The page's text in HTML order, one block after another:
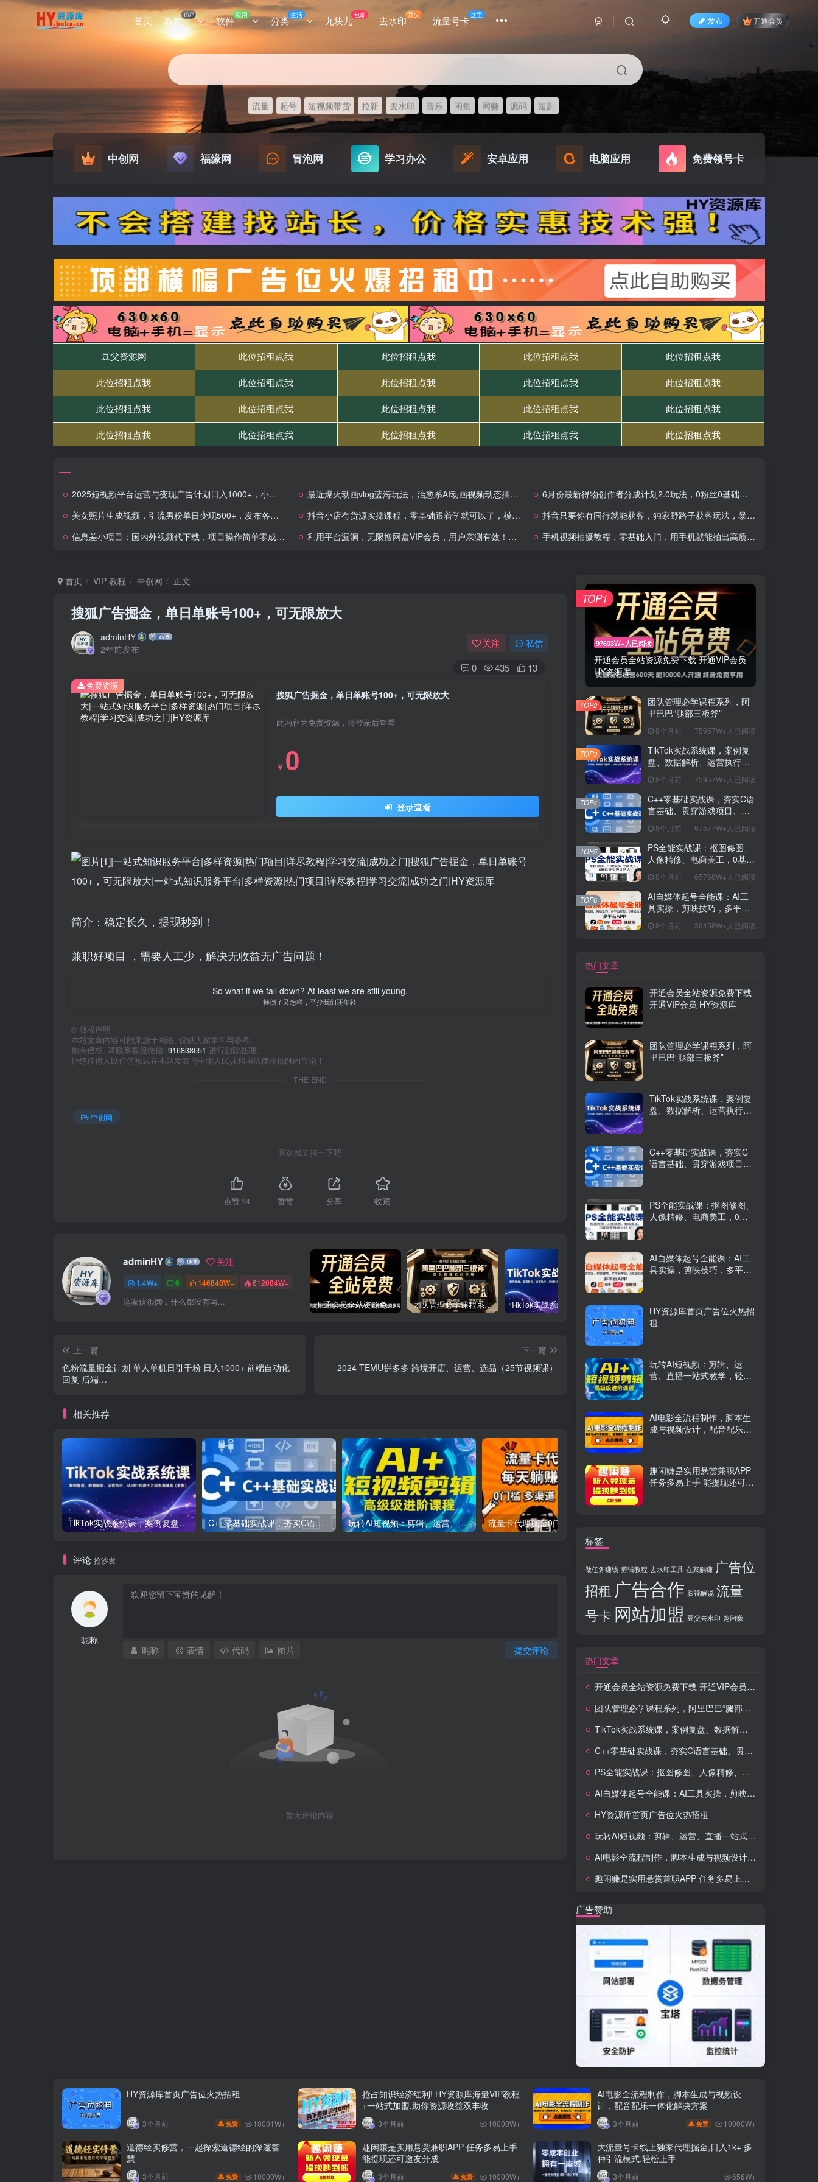
首页 教程VIP 软件 应用 分类生活 九块九包邮 去水印豆父 流量号卡这里
发布 开通会员
流量 起号 短视频带货 拉新 去水印 音乐 闲鱼 网赚 源码 短剧
中创网 福缘网 冒泡网 学习办公 安卓应用 电脑应用 免费领号卡
2025短视频平台运营与变现广告计划日入1000+，小白轻松上手 最近爆火动画vlog蓝海玩法，治愈系AI动画视频动态插画视频教程(含素材)
6月份最新得物创作者分成计划2.0玩法，0粉丝0基础四种模式变现，从隐蔽渠道无脑搬运，日入2张
美女照片生成视频，引流男粉单日变现500+，发布各大平台，可矩阵操作（附变现方式）
抖音小店有货源实操课程，零基础跟着学就可以了，模式直接可以模仿复制(更新6月)
抖音只要你有同行就能获客，独家野路子获客玩法，暴力截流
信息差小项目：国内外视频代下载，项目操作简单零成本零门槛月入过万
利用平台漏洞，无限撸网盘VIP会员，用户亲测有效！【漏洞原理+操作演示】 手机视频拍摄教程，零基础入门，用手机就能拍出高质量短视频
首页 VIP 教程 中创网 正文
搜狐广告掘金，单日单账号100+，可无限放大
adminHY
2年前发布
关注 私信
0 435 13
搜狐广告掘金，单日单账号100+，可无限放大
此内容为免费资源，请登录后查看
￥ 0
登录查看
免费资源
简介：稳定长久，提现秒到！
兼职好项目 ，需要人工少，解决无收益无广告问题！
So what if we fall down? At least we are still young.
摔倒了又怎样，至少我们还年轻
© 版权声明
本站文章内容可能来源于网络, 仅供大家学习与参考,
如有侵权, 请联系客服微信: 916838651 进行删除处理。
拒绝任何人以任何形式在本站发表与中华人民共和国法律相抵触的言论！
THE END
中创网
喜欢就支持一下吧
点赞13 赞赏 分享 收藏
adminHY 关注
1.4W+ 0 146848W+ 612084W+
这家伙很懒，什么都没有写... 开通会员全站资源免费下载 开通VIP会员 HY资源库 团队管理必学课程系列，阿里巴巴“腿部三板斧” TikTok实战系统课，案例复盘、数据解析、运营执行，从0到1构建千万级电商体系（更新） C++零基础实战课，夯实C语言基础、贯穿游戏项目、掌握开发思维，学成可挑战月薪15K+岗位
上一篇
色粉流量掘金计划 单人单机日引千粉 日入1000+ 前端自动化
回复 后端…
下一篇
2024-TEMU拼多多·跨境开店、运营、选品（25节视频课）
相关推荐
TikTok实战系统课，案例复盘、数据解析、运营执行，从0到1构建千万级电商体系（更新） C++零基础实战课，夯实C语言基础、贯穿游戏项目、掌握开发思维，学成可挑战月薪15K+岗位 玩转AI短视频：剪辑、运营、直播一站式教学，轻松打造流量神话
评论 抢沙发
昵称
提交评论
昵称 表情 代码 图片
暂无评论内容
97693W+人已阅读
开通会员全站资源免费下载 开通VIP会员
HY资源库
TOP1
团队管理必学课程系列，阿
里巴巴“腿部三板斧”
8个月前 75957W+人已阅读
TOP2
TikTok实战系统课，案例复
盘、数据解析、运营执行，
（更新）
8个月前 75957W+人已阅读
TOP3
C++零基础实战课，夯实C语
言基础、贯穿游戏项目、掌
薪15K+岗位
8个月前 67577W+人已阅读
TOP4
PS全能实战课：抠图修图、
人像精修、电商美工，0基础
8个月前 65768W+人已阅读
TOP5
AI自媒体起号全能课：AI工
具实操，剪映技巧，多平台
8个月前 36458W+人已阅读
TOP6
热门文章
开通会员全站资源免费下载
开通VIP会员 HY资源库
团队管理必学课程系列，阿
里巴巴“腿部三板斧”
TikTok实战系统课，案例复
盘、数据解析、运营执行，
C++零基础实战课，夯实C
语言基础、贯穿游戏项目、
PS全能实战课：抠图修图、
人像精修、电商美工，0基
AI自媒体起号全能课：AI工
具实操，剪映技巧，多平台
HY资源库首页广告位火热招
租
玩转AI短视频：剪辑、运
营、直播一站式教学，轻松
AI电影全流程制作，脚本生
成与视频设计，配音配乐一
趣闲赚是实用悬赏兼职APP
任务多易上手 能提现还可邀
标签
做任务赚钱 剪辑教程 去水印工具 在家躺赚 广告位
招租 广告合作 影视解说 流量
号卡 网站加盟 豆父去水印 趣闲赚
热门文章
开通会员全站资源免费下载 开通VIP会员 HY资源库
团队管理必学课程系列，阿里巴巴“腿部三板斧”
TikTok实战系统课，案例复盘、数据解析、运营执行，从0到1构建千万级电商体系（更新）
C++零基础实战课，夯实C语言基础、贯穿游戏项目、掌握开发思维，学成可挑战月薪15K+岗位
PS全能实战课：抠图修图、人像精修、电商美工，0基础变身设计达人
AI自媒体起号全能课：AI工具实操，剪映技巧，多平台带货，0基础快速变现
HY资源库首页广告位火热招租
玩转AI短视频：剪辑、运营、直播一站式教学，轻松打造流量神话
AI电影全流程制作，脚本生成与视频设计，配音配乐一体化解决方案
趣闲赚是实用悬赏兼职APP 任务多易上手 能提现还可邀友分成
广告赞助
HY资源库首页广告位火热招租
3个月前 免费 10001W+
抢占知识经济红利! HY资源库海量VIP教程
+一站式加盟,助你资源收益双丰收
3个月前 10000W+
AI电影全流程制作，脚本生成与视频设
计，配音配乐一体化解决方案
3个月前 免费 10000W+
道德经实修营，一起探索道德经的深邃智
慧
3个月前 免费 10000W+
趣闲赚是实用悬赏兼职APP 任务多易上手
能提现还可邀友分成
3个月前 免费 10000W+
大流量号卡线上独家代理掘金,日入1k+ 多
种引流模式,轻松上手
3个月前 658W+